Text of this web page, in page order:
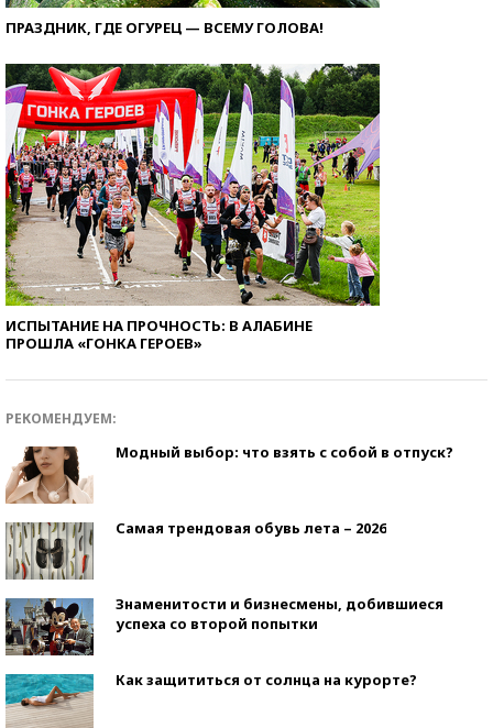
ПРАЗДНИК, ГДЕ ОГУРЕЦ — ВСЕМУ ГОЛОВА!
ИСПЫТАНИЕ НА ПРОЧНОСТЬ: В АЛАБИНЕ
ПРОШЛА «ГОНКА ГЕРОЕВ»
РЕКОМЕНДУЕМ:
Модный выбор: что взять с собой в отпуск?
Самая трендовая обувь лета – 2026
Знаменитости и бизнесмены, добившиеся
успеха со второй попытки
Как защититься от солнца на курорте?